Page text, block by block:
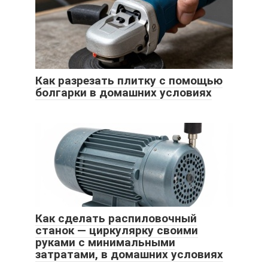
Как разрезать плитку с помощью
болгарки в домашних условиях
Как сделать распиловочный
станок — циркулярку своими
руками с минимальными
затратами, в домашних условиях